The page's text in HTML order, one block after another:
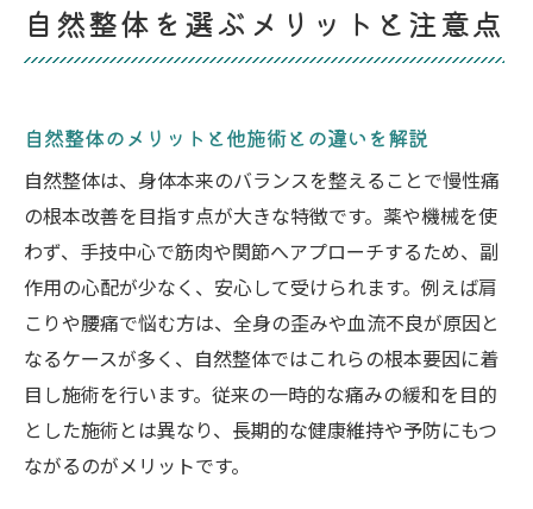
自然整体を選ぶメリットと注意点
自然整体のメリットと他施術との違いを解説
自然整体は、身体本来のバランスを整えることで慢性痛
の根本改善を目指す点が大きな特徴です。薬や機械を使
わず、手技中心で筋肉や関節へアプローチするため、副
作用の心配が少なく、安心して受けられます。例えば肩
こりや腰痛で悩む方は、全身の歪みや血流不良が原因と
なるケースが多く、自然整体ではこれらの根本要因に着
目し施術を行います。従来の一時的な痛みの緩和を目的
とした施術とは異なり、長期的な健康維持や予防にもつ
ながるのがメリットです。